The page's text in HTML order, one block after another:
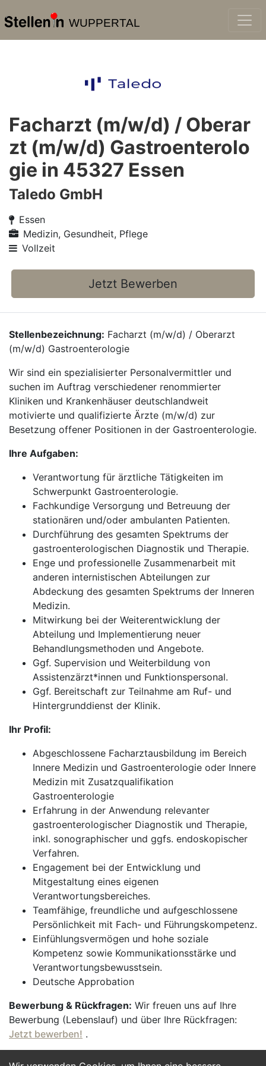
WUPPERTAL
Facharzt (m/w/d) / Oberar
zt (m/w/d) Gastroenterolo
gie in 45327 Essen
Taledo GmbH
Essen
Medizin, Gesundheit, Pflege
Vollzeit
Jetzt Bewerben
Stellenbezeichnung: Facharzt (m/w/d) / Oberarzt
(m/w/d) Gastroenterologie
Wir sind ein spezialisierter Personalvermittler und
suchen im Auftrag verschiedener renommierter
Kliniken und Krankenhäuser deutschlandweit
motivierte und qualifizierte Ärzte (m/w/d) zur
Besetzung offener Positionen in der Gastroenterologie.
Ihre Aufgaben:
Verantwortung für ärztliche Tätigkeiten im
Schwerpunkt Gastroenterologie.
Fachkundige Versorgung und Betreuung der
stationären und/oder ambulanten Patienten.
Durchführung des gesamten Spektrums der
gastroenterologischen Diagnostik und Therapie.
Enge und professionelle Zusammenarbeit mit
anderen internistischen Abteilungen zur
Abdeckung des gesamten Spektrums der Inneren
Medizin.
Mitwirkung bei der Weiterentwicklung der
Abteilung und Implementierung neuer
Behandlungsmethoden und Angebote.
Ggf. Supervision und Weiterbildung von
Assistenzärzt*innen und Funktionspersonal.
Ggf. Bereitschaft zur Teilnahme am Ruf- und
Hintergrunddienst der Klinik.
Ihr Profil:
Abgeschlossene Facharztausbildung im Bereich
Innere Medizin und Gastroenterologie oder Innere
Medizin mit Zusatzqualifikation
Gastroenterologie
Erfahrung in der Anwendung relevanter
gastroenterologischer Diagnostik und Therapie,
inkl. sonographischer und ggfs. endoskopischer
Verfahren.
Engagement bei der Entwicklung und
Mitgestaltung eines eigenen
Verantwortungsbereiches.
Teamfähige, freundliche und aufgeschlossene
Persönlichkeit mit Fach- und Führungskompetenz.
Einfühlungsvermögen und hohe soziale
Kompetenz sowie Kommunikationsstärke und
Verantwortungsbewusstsein.
Deutsche Approbation
Bewerbung & Rückfragen: Wir freuen uns auf Ihre
Bewerbung (Lebenslauf) und über Ihre Rückfragen:
Jetzt bewerben! .